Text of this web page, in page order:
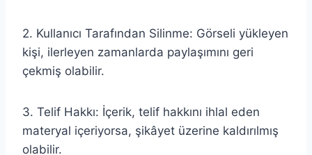
2. Kullanıcı Tarafından Silinme: Görseli yükleyen
kişi, ilerleyen zamanlarda paylaşımını geri
çekmiş olabilir.
3. Telif Hakkı: İçerik, telif hakkını ihlal eden
materyal içeriyorsa, şikâyet üzerine kaldırılmış
olabilir.